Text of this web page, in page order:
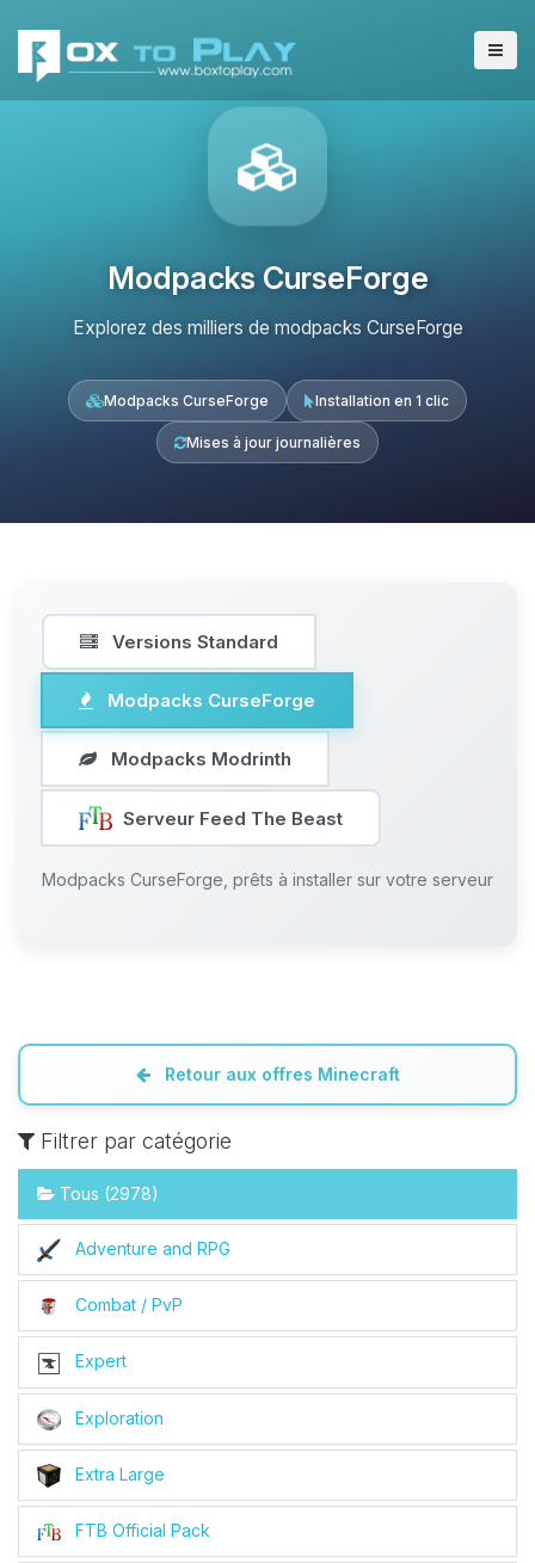
Modpacks CurseForge
Explorez des milliers de modpacks CurseForge
Modpacks CurseForge Installation en 1 clic
Mises à jour journalières
Versions Standard
Modpacks CurseForge
Modpacks Modrinth
Serveur Feed The Beast
Modpacks CurseForge, prêts à installer sur votre serveur
Retour aux offres Minecraft
Filtrer par catégorie
Tous (2978)
Adventure and RPG
Combat / PvP
Expert
Exploration
Extra Large
FTB Official Pack